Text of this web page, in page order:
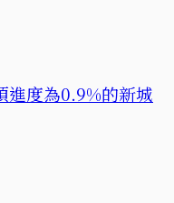
進度為0.9%的新城